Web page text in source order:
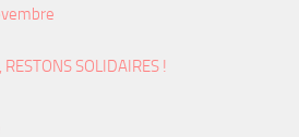
RESTONS SOLIDAIRES !